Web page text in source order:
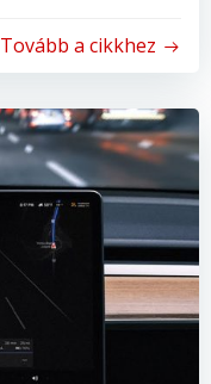
Tovább a cikkhez